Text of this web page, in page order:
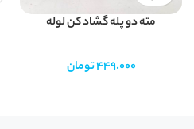
مته دو پله گشاد کن لوله
449.000تومان